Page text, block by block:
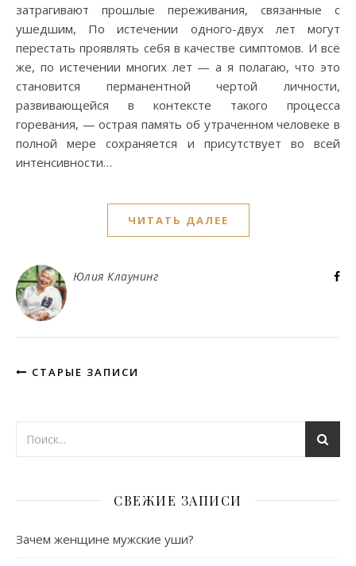
затрагивают прошлые переживания, связанные с
ушедшим, По истечении одного-двух лет могут
перестать проявлять себя в качестве симптомов. И всё
же, по истечении многих лет — а я полагаю, что это
становится перманентной чертой личности,
развивающейся в контексте такого процесса
горевания, — острая память об утраченном человеке в
полной мере сохраняется и присутствует во всей
интенсивности…
ЧИТАТЬ ДАЛЕЕ
Юлия Клаунинг
СТАРЫЕ ЗАПИСИ
СВЕЖИЕ ЗАПИСИ
Зачем женщине мужские уши?